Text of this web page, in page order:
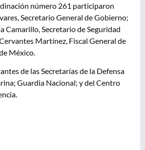
número 261 participaron
Secretario General de Gobierno;
Camarillo, Secretario de Seguridad
Martínez, Fiscal General de
México.
de las Secretarías de la Defensa
Guardia Nacional; y del Centro